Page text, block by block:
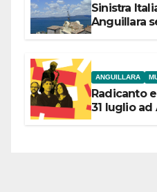
Sinistra
Anguillara
ANGUILLARA
Radicanto
31 luglio ad